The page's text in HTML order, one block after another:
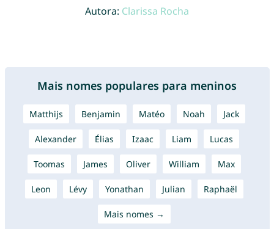
Autora: Clarissa Rocha
Mais nomes populares para meninos
Matthijs Benjamin Matéo Noah Jack
Alexander Élias Izaac Liam Lucas
Toomas James Oliver William Max
Leon Lévy Yonathan Julian Raphaël
Mais nomes →